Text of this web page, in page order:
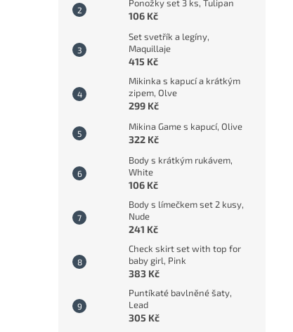
Ponožky set 3 ks, Tulipan
106 Kč
Set svetřík a legíny,
Maquillaje
415 Kč
Mikinka s kapucí a krátkým
zipem, Olve
299 Kč
Mikina Game s kapucí, Olive
322 Kč
Body s krátkým rukávem,
White
106 Kč
Body s límečkem set 2 kusy,
Nude
241 Kč
Check skirt set with top for
baby girl, Pink
383 Kč
Puntíkaté bavlněné šaty,
Lead
305 Kč